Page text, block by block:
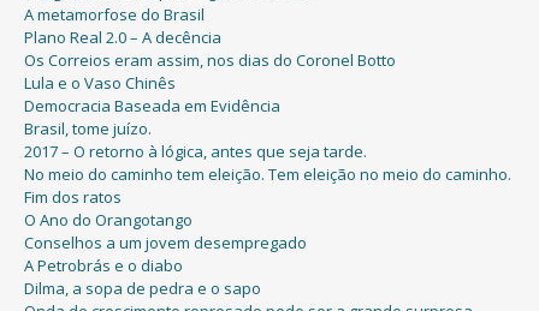
A metamorfose do Brasil
Plano Real 2.0 – A decência
Os Correios eram assim, nos dias do Coronel Botto
Lula e o Vaso Chinês
Democracia Baseada em Evidência
Brasil, tome juízo.
2017 – O retorno à lógica, antes que seja tarde.
No meio do caminho tem eleição. Tem eleição no meio do caminho.
Fim dos ratos
O Ano do Orangotango
Conselhos a um jovem desempregado
A Petrobrás e o diabo
Dilma, a sopa de pedra e o sapo